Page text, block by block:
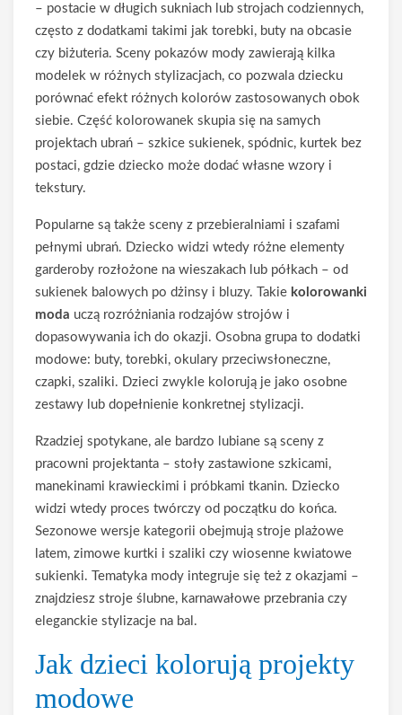
– postacie w długich sukniach lub strojach codziennych,
często z dodatkami takimi jak torebki, buty na obcasie
czy biżuteria. Sceny pokazów mody zawierają kilka
modelek w różnych stylizacjach, co pozwala dziecku
porównać efekt różnych kolorów zastosowanych obok
siebie. Część kolorowanek skupia się na samych
projektach ubrań – szkice sukienek, spódnic, kurtek bez
postaci, gdzie dziecko może dodać własne wzory i
tekstury.
Popularne są także sceny z przebieralniami i szafami
pełnymi ubrań. Dziecko widzi wtedy różne elementy
garderoby rozłożone na wieszakach lub półkach – od
sukienek balowych po dżinsy i bluzy. Takie kolorowanki
moda uczą rozróżniania rodzajów strojów i
dopasowywania ich do okazji. Osobna grupa to dodatki
modowe: buty, torebki, okulary przeciwsłoneczne,
czapki, szaliki. Dzieci zwykle kolorują je jako osobne
zestawy lub dopełnienie konkretnej stylizacji.
Rzadziej spotykane, ale bardzo lubiane są sceny z
pracowni projektanta – stoły zastawione szkicami,
manekinami krawieckimi i próbkami tkanin. Dziecko
widzi wtedy proces twórczy od początku do końca.
Sezonowe wersje kategorii obejmują stroje plażowe
latem, zimowe kurtki i szaliki czy wiosenne kwiatowe
sukienki. Tematyka mody integruje się też z okazjami –
znajdziesz stroje ślubne, karnawałowe przebrania czy
eleganckie stylizacje na bal.
Jak dzieci kolorują projekty
modowe